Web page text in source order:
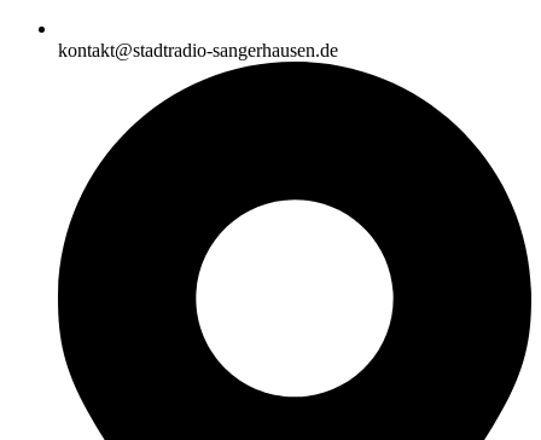
kontakt@stadtradio-sangerhausen.de